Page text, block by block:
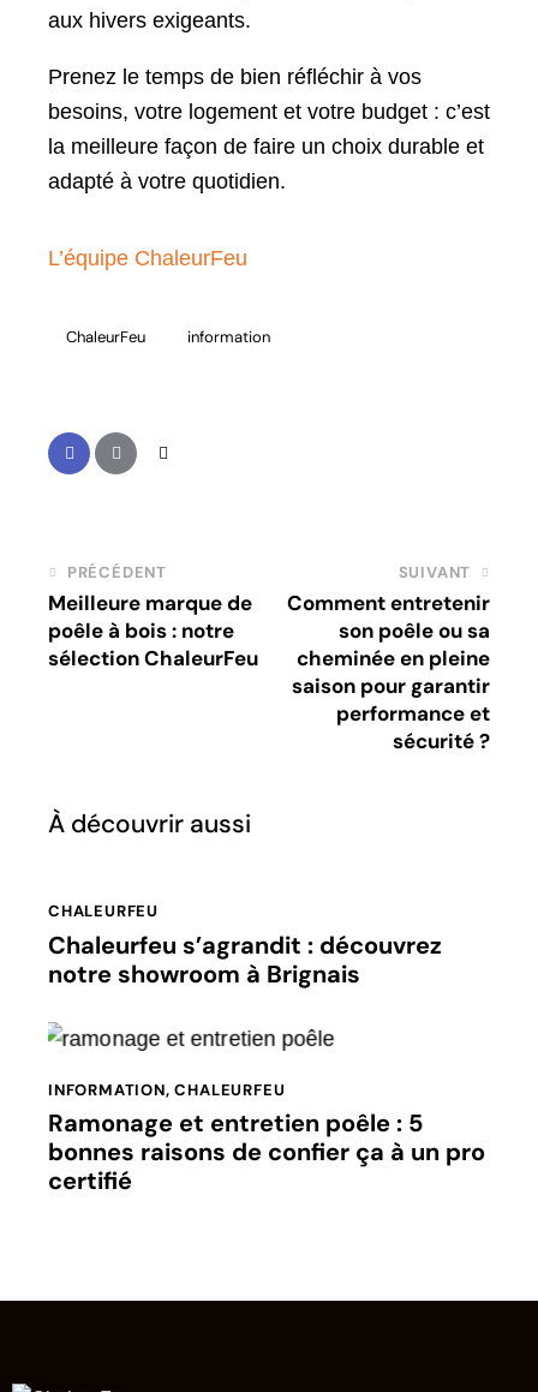
aux hivers exigeants.
Prenez le temps de bien réfléchir à vos
besoins, votre logement et votre budget : c’est
la meilleure façon de faire un choix durable et
adapté à votre quotidien.
L’équipe ChaleurFeu
ChaleurFeu information
PRÉCÉDENT
Meilleure marque de
poêle à bois : notre
sélection ChaleurFeu
SUIVANT
Comment entretenir
son poêle ou sa
cheminée en pleine
saison pour garantir
performance et
sécurité ?
À découvrir aussi
CHALEURFEU
Chaleurfeu s’agrandit : découvrez
notre showroom à Brignais
INFORMATION,CHALEURFEU
Ramonage et entretien poêle : 5
bonnes raisons de confier ça à un pro
certifié